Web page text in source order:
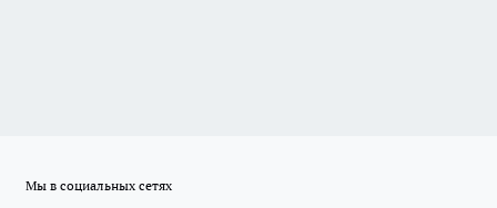
Мы в социальных сетях